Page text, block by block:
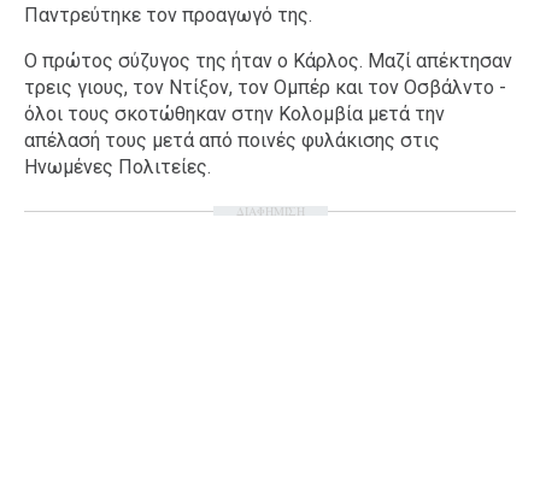
Παντρεύτηκε τον προαγωγό της.
Ο πρώτος σύζυγος της ήταν ο Κάρλος. Μαζί απέκτησαν
τρεις γιους, τον Ντίξον, τον Ομπέρ και τον Οσβάλντο -
όλοι τους σκοτώθηκαν στην Κολομβία μετά την
απέλασή τους μετά από ποινές φυλάκισης στις
Ηνωμένες Πολιτείες.
ΔΙΑΦΗΜΙΣΗ